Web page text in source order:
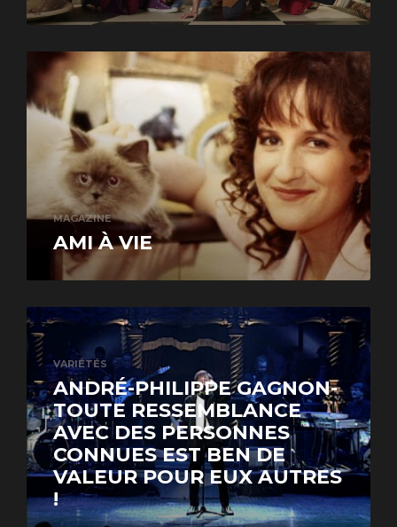
MAGAZINE
AMI À VIE
VARIÉTÉS
ANDRÉ-PHILIPPE GAGNON-
TOUTE RESSEMBLANCE
AVEC DES PERSONNES
CONNUES EST BEN DE
VALEUR POUR EUX AUTRES
!